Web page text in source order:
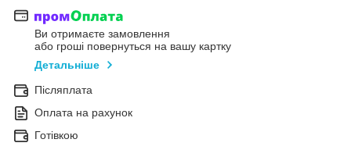
Ви отримаєте замовлення
або гроші повернуться на вашу картку
Детальніше
Післяплата
Оплата на рахунок
Готівкою